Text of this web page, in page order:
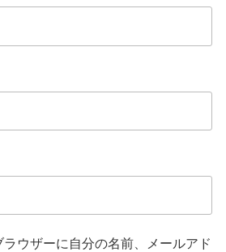
ウザーに自分の名前、メールアド